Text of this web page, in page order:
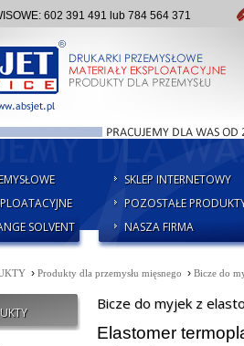
602 391 491 lub 784 564 371
SOLVENT
SKLEP INTERNETOWY
POZOSTAŁE
NASZA FIRMA
› Produkty dla przemysłu mięsnego › Bicze do
Bicze do myjek z
Elastomer